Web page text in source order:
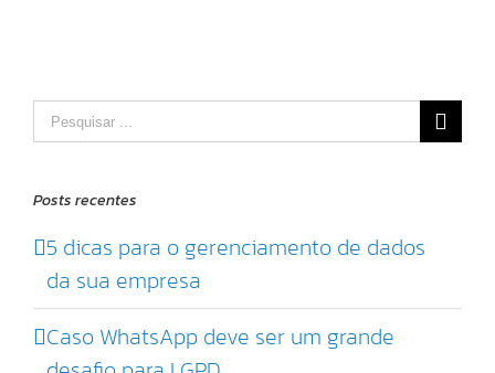
Pesquisar
por:
Posts recentes
5 dicas para o gerenciamento de dados
da sua empresa
Caso WhatsApp deve ser um grande